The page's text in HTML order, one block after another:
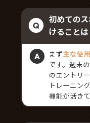
初めての
けることは
まず主な使
です。週末
のエントリ
トレーニン
機能が活きて